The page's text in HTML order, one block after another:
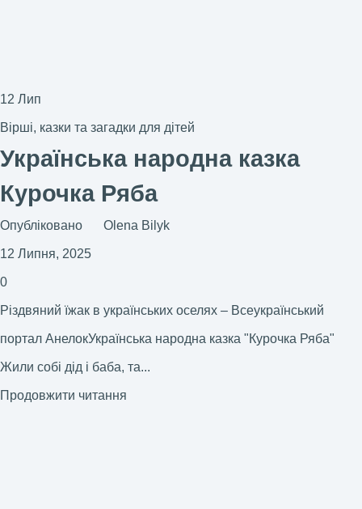
12 Лип
Вірші, казки та загадки для дітей
Українська народна казка
Курочка Ряба
Опубліковано Olena Bilyk
12 Липня, 2025
0
Різдвяний їжак в українських оселях – Всеукраїнський
портал АнелокУкраїнська народна казка "Курочка Ряба"
Жили собі дід і баба, та...
Продовжити читання